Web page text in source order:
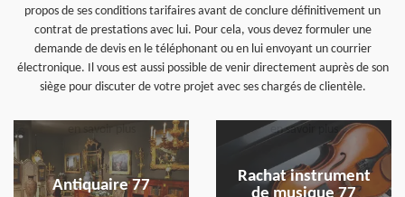
propos de ses conditions tarifaires avant de conclure définitivement un
contrat de prestations avec lui. Pour cela, vous devez formuler une
demande de devis en le téléphonant ou en lui envoyant un courrier
électronique. Il vous est aussi possible de venir directement auprès de son
siège pour discuter de votre projet avec ses chargés de clientèle.
Antiquaire 77
en savoir plus
Rachat instrument
en savoir plus